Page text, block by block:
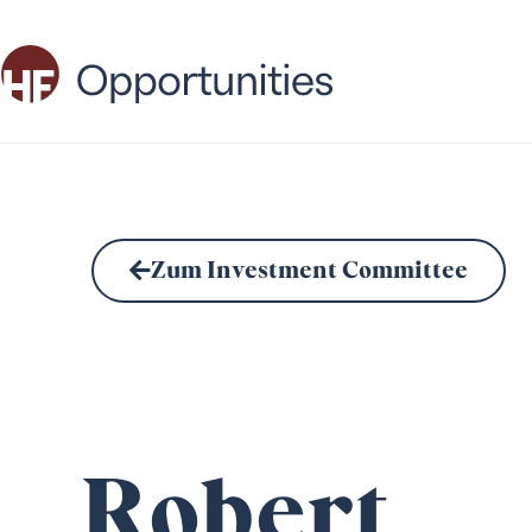
Zum Investment Committee